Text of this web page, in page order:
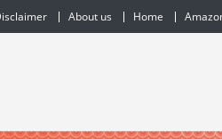
About us Home